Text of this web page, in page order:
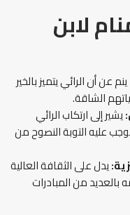
لابن
ينم عن أن الرائي يتميز بالخير
الشاقة.
يشير إلى ارتكاب الرائي
عليه التوبة النصوح من
يدل على الثقافة العالية
بالعديد من المبادرات